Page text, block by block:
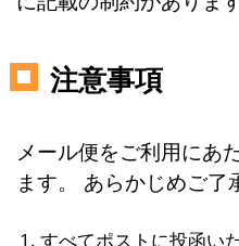
注意事項
メール便をご利用にあ
ます。 あらかじめご了
すべてポストに投函い